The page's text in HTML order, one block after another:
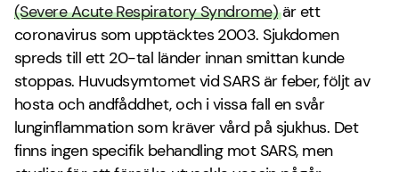
(Severe Acute Respiratory Syndrome)är ett
coronavirus som upptäcktes 2003. Sjukdomen
spreds till ett 20-tal länder innan smittan kunde
stoppas. Huvudsymtomet vid SARS är feber, följt av
hosta och andfåddhet, och i vissa fall en svår
lunginflammation som kräver vård på sjukhus. Det
finns ingen specifik behandling mot SARS, men